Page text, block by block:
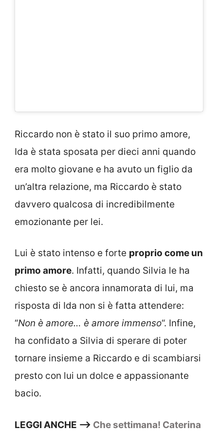
Riccardo non è stato il suo primo amore,
Ida è stata sposata per dieci anni quando
era molto giovane e ha avuto un figlio da
un’altra relazione, ma Riccardo è stato
davvero qualcosa di incredibilmente
emozionante per lei.
Lui è stato intenso e forte proprio come un
primo amore. Infatti, quando Silvia le ha
chiesto se è ancora innamorata di lui, ma
risposta di Ida non si è fatta attendere:
“Non è amore… è amore immenso“. Infine,
ha confidato a Silvia di sperare di poter
tornare insieme a Riccardo e di scambiarsi
presto con lui un dolce e appassionante
bacio.
LEGGI ANCHE –> Che settimana! Caterina